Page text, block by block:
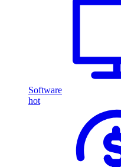
Software
hot